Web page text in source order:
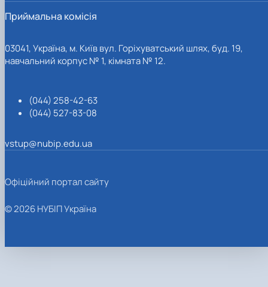
Приймальна комісія
03041, Україна, м. Київ вул. Горіхуватський шлях, буд. 19,
навчальний корпус № 1, кімната № 12.
(044) 258-42-63
(044) 527-83-08
vstup@nubip.edu.ua
Офіційний портал сайту
© 2026 НУБІП Україна